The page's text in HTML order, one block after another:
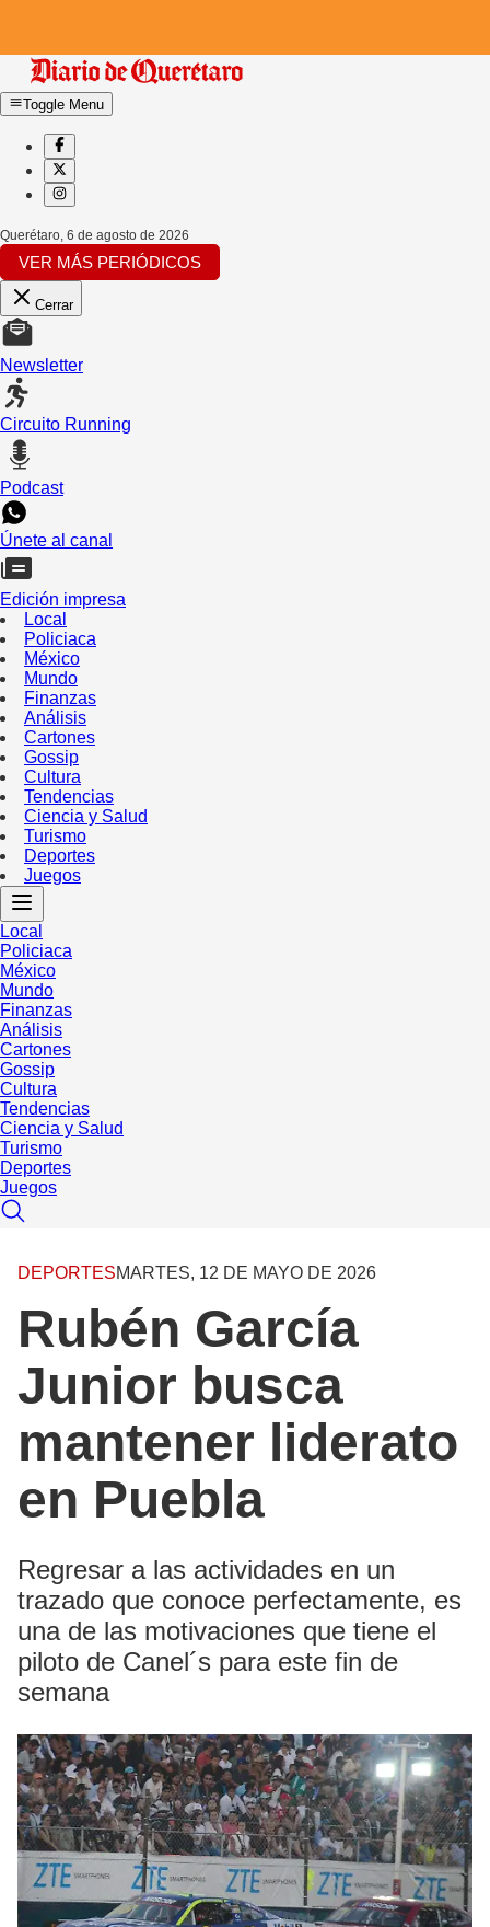
Toggle Menu
Querétaro, 6 de agosto de 2026
VER MÁS PERIÓDICOS
Cerrar
Newsletter
Circuito Running
Podcast
Únete al canal
Edición impresa
Local
Policiaca
México
Mundo
Finanzas
Análisis
Cartones
Gossip
Cultura
Tendencias
Ciencia y Salud
Turismo
Deportes
Juegos
Local
Policiaca
México
Mundo
Finanzas
Análisis
Cartones
Gossip
Cultura
Tendencias
Ciencia y Salud
Turismo
Deportes
Juegos
DEPORTESMARTES, 12 DE MAYO DE 2026
Rubén García
Junior busca
mantener liderato
en Puebla
Regresar a las actividades en un
trazado que conoce perfectamente, es
una de las motivaciones que tiene el
piloto de Canel´s para este fin de
semana